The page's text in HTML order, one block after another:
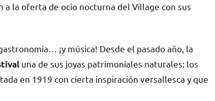
a la oferta de ocio nocturna del Village con sus
¡y música! Desde el pasado año, la
una de sus joyas patrimoniales naturales: los
en 1919 con cierta inspiración versallesca y que